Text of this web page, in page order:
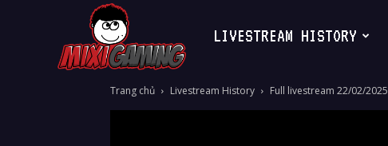
MixiGaming
LIVESTREAM HISTORY
Trang chủ Livestream History Full livestream 22/02/2025